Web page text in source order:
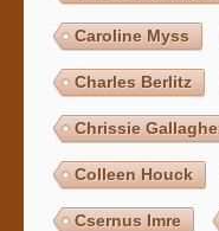
Caroline Myss
Charles Berlitz
Chrissie
Colleen Houck
Csernus Imre